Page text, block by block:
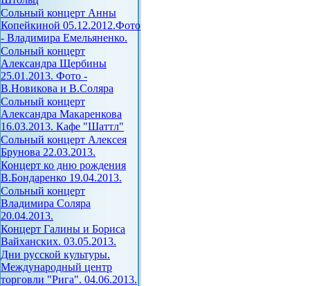
Сольный концерт Анны
Копейкиной 05.12.2012.Фото
- Владимира Емельяненко.
Сольный концерт
Александра Щербины
25.01.2013. Фото -
В.Новикова и В.Соляра
Сольный концерт
Александра Макаренкова
16.03.2013. Кафе "Шаттл"
Сольный концерт Алексея
Брунова 22.03.2013.
Концерт ко дню рождения
В.Бондаренко 19.04.2013.
Сольный концерт
Владимира Соляра
20.04.2013.
Концерт Галины и Бориса
Вайханских. 03.05.2013.
Дни русской культуры.
Международный центр
торговли "Рига". 04.06.2013.